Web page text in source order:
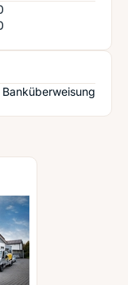
Banküberweisung